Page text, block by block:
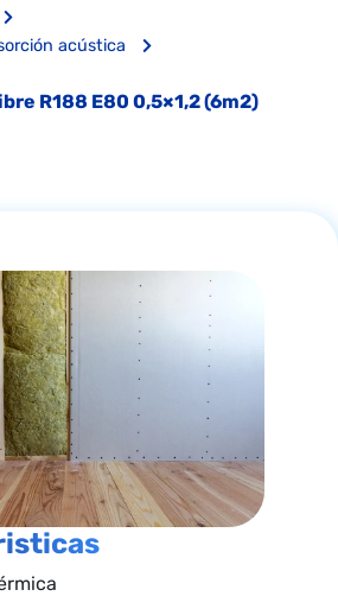
acústica
R188 E80 0,5×1,2 (6m2)